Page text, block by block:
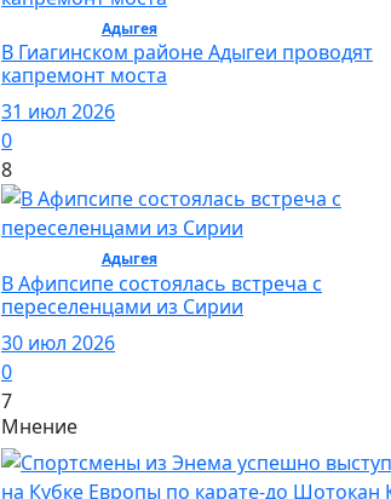
Адыгея/ Общество
В Гиагинском районе Адыгеи проводят
капремонт моста
31 июл 2026
0
8
Адыгея/ Общество
В Афипсипе состоялась встреча с
переселенцами из Сирии
30 июл 2026
0
7
Мнение